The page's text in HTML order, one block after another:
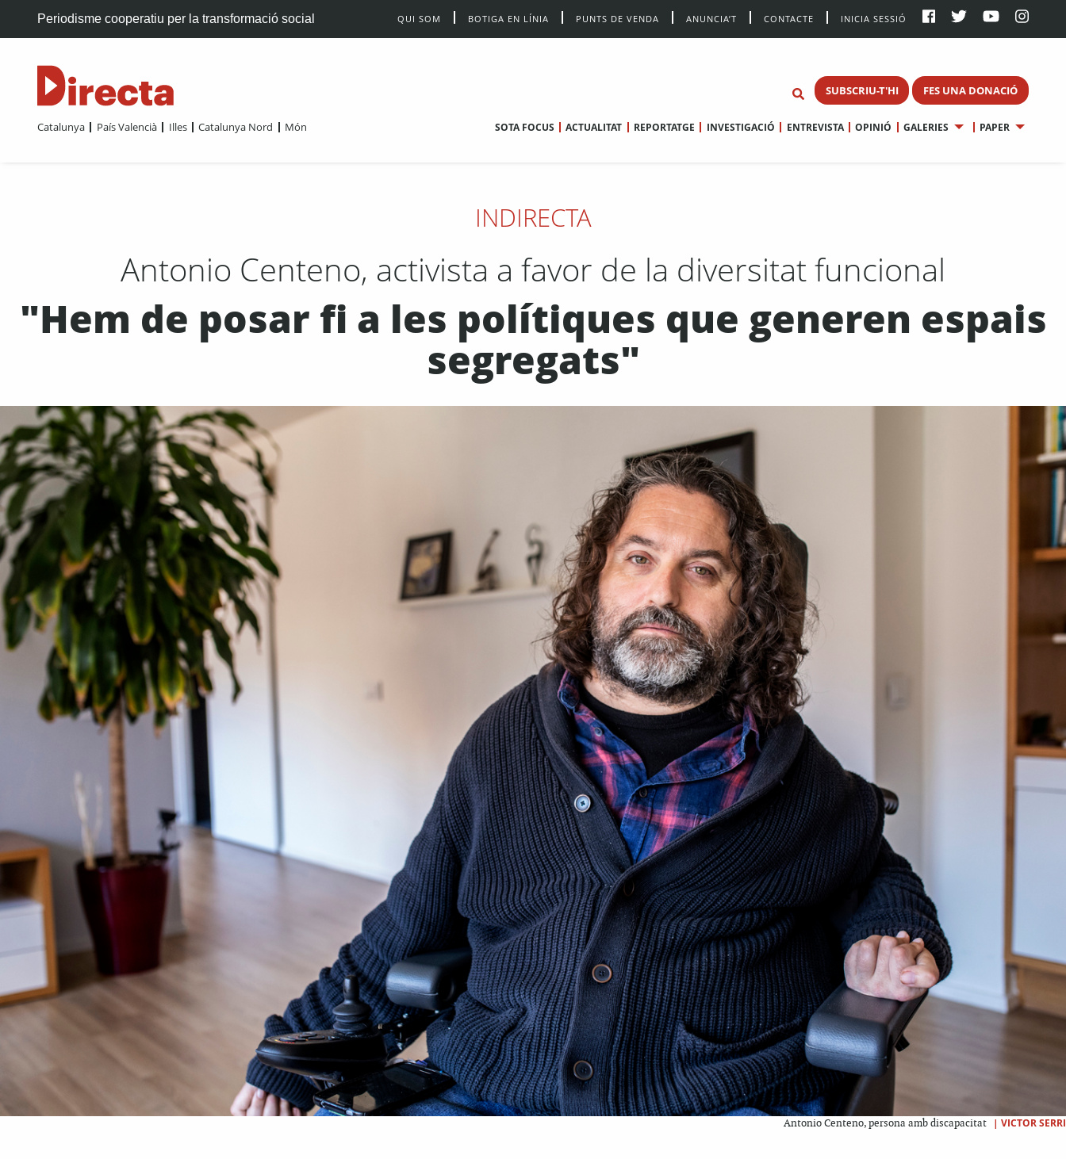
Periodisme cooperatiu per la transformació social QUI SOM BOTIGA EN LÍNIA PUNTS DE VENDA ANUNCIA’T CONTACTE INICIA SESSIÓ
SUBSCRIU-T'HI FES UNA DONACIÓ
Catalunya País Valencià Illes Catalunya Nord Món SOTA FOCUS ACTUALITAT REPORTATGE INVESTIGACIÓ ENTREVISTA OPINIÓ GALERIES PAPER
INDIRECTA
Antonio Centeno, activista a favor de la diversitat funcional
"Hem de posar fi a les polítiques que generen espais
segregats"
Antonio Centeno, persona amb discapacitat | VICTOR SERRI